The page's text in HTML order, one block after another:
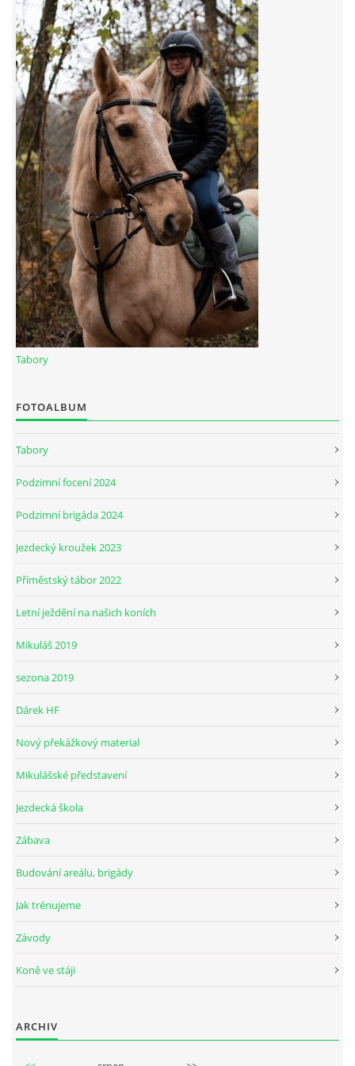
7:4 (VELKÝ PÁTEK) KROUŽEK NEBUDE
JARNÍ BRIGÁDA 20.5.2023
DNE 17.11.2023 KROUŽEK JEZDECTVÍ NENÍ
DĚKUJEME MĚSTU RYCHVALD ZA DOTACI V ROCE 2023
NABÍZÍME BRIGÁDU U NÁS VE STÁJI. PRO BLIŽŠÍ INFO
VOLEJTE 604265192
DĚKUJEME ZA PODPORU ČESKÉ UNIÍ SPORTU
JARNÍ BRIGÁDA 20.4 2024
JARNÍ BRIGÁDA SE ODKLÁDÁ.
PÁTEČNÍ KROUŽEK " ŠKOLA JEZDECTVÍ " BUDE ZAHÁJEN
ČLENOVÉ JK CABALLERO Z RYCHVALDU
PODZIMNÍ BRIGÁDA 4.10.2025
Tabory
FOTOALBUM
Tabory
Podzimní focení 2024
Podzimní brigáda 2024
Jezdecký kroužek 2023
Příměstský tábor 2022
Letní ježdění na našich koních
Mikuláš 2019
sezona 2019
Dárek HF
Nový překážkový material
Mikulášské představení
Jezdecká škola
Zábava
Budování areálu, brigády
Jak trénujeme
Závody
Koně ve stáji
ARCHIV